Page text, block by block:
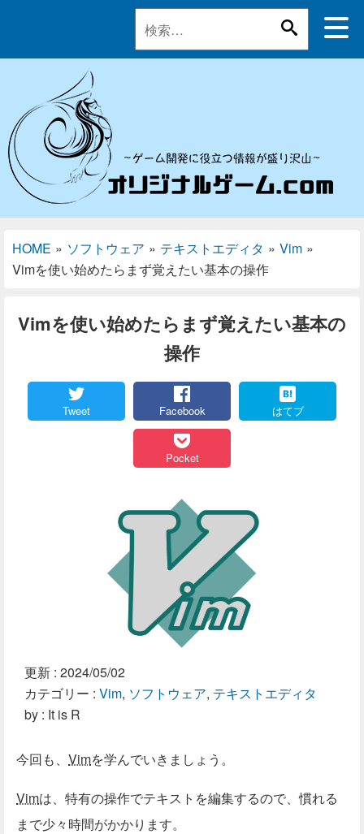
HOME » ソフトウェア » テキストエディタ » Vim »
Vimを使い始めたらまず覚えたい基本の操作
Vimを使い始めたらまず覚えたい基本の
操作
Tweet Facebook はてブ
Pocket
更新 : 2024/05/02
カテゴリー : Vim, ソフトウェア, テキストエディタ
by : It is R
今回も、 Vimを学んでいきましょう。
Vimは、特有の操作でテキストを編集するので、慣れる
まで少々時間がかかります。